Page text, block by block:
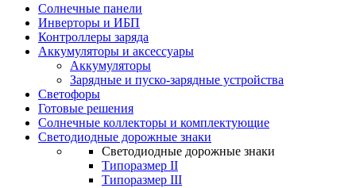
Солнечные панели
Инверторы и ИБП
Контроллеры заряда
Аккумуляторы и аксессуары
Аккумуляторы
Зарядные и пуско-зарядные устройства
Светофоры
Готовые решения
Солнечные коллекторы и комплектующие
Светодиодные дорожные знаки
Светодиодные дорожные знаки
Типоразмер II
Типоразмер III